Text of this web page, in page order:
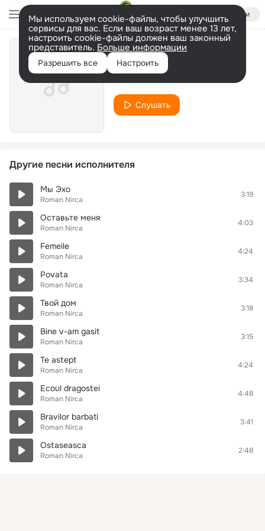
Войти
Мы используем cookie-файлы, чтобы улучшить
сервисы для вас. Если ваш возраст менее 13 лет,
настроить cookie-файлы должен ваш законный
представитель. Больше информации
Разрешить все Настроить
Femeile
Слушать
Другие песни исполнителя
Мы Эхо
Roman Nirca
3:19
Оставьте меня
Roman Nirca
4:03
Femeile
Roman Nirca
4:24
Povata
Roman Nirca
3:34
Твой дом
Roman Nirca
3:18
Bine v-am gasit
Roman Nirca
3:15
Te astept
Roman Nirca
4:24
Ecoul dragostei
Roman Nirca
4:48
Bravilor barbati
Roman Nirca
3:41
Ostaseasca
Roman Nirca
2:48